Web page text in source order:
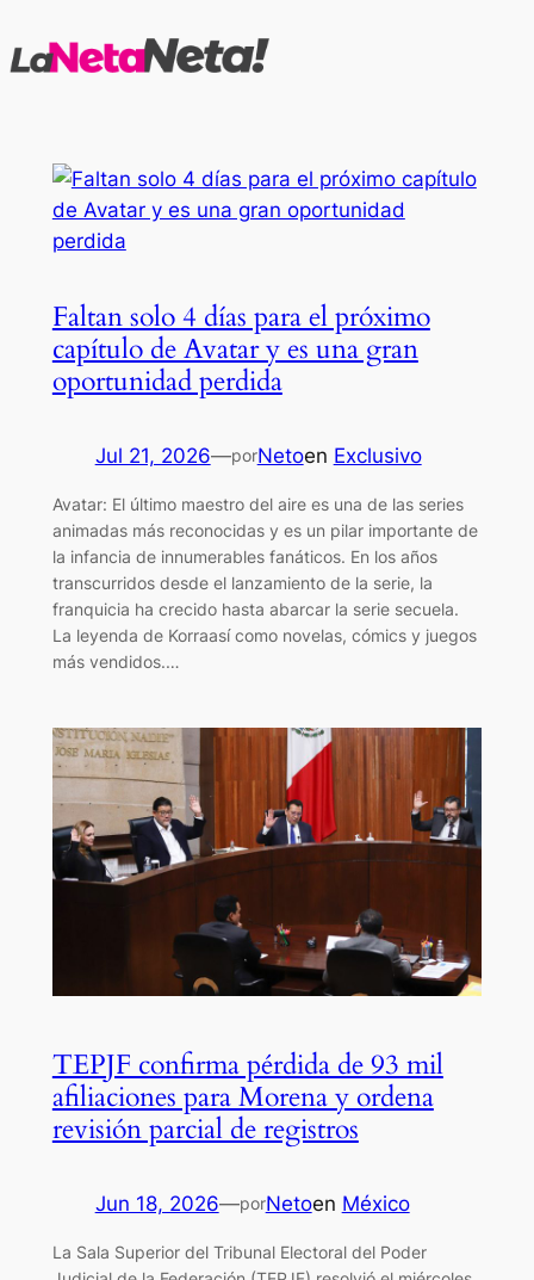
al
Faltan solo 4 días para el próximo
capítulo de Avatar y es una gran
oportunidad perdida
Jul 21, 2026—porNetoen Exclusivo
Avatar: El último maestro del aire es una de las series
animadas más reconocidas y es un pilar importante de
la infancia de innumerables fanáticos. En los años
transcurridos desde el lanzamiento de la serie, la
franquicia ha crecido hasta abarcar la serie secuela.
La leyenda de Korraasí como novelas, cómics y juegos
más vendidos.…
TEPJF confirma pérdida de 93 mil
afiliaciones para Morena y ordena
revisión parcial de registros
Jun 18, 2026—porNetoen México
La Sala Superior del Tribunal Electoral del Poder